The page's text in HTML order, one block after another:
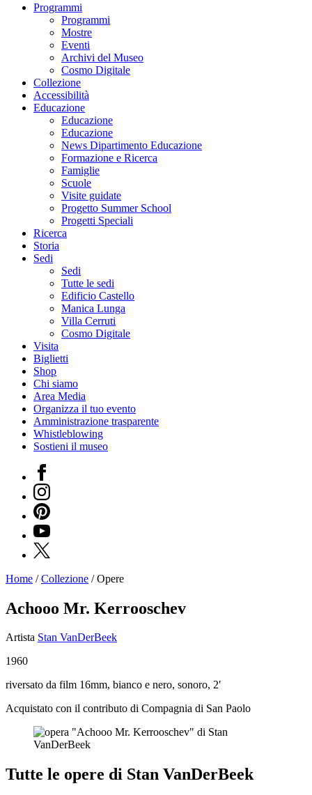
Programmi
Programmi
Mostre
Eventi
Archivi del Museo
Cosmo Digitale
Collezione
Accessibilità
Educazione
Educazione
Educazione
News Dipartimento Educazione
Formazione e Ricerca
Famiglie
Scuole
Visite guidate
Progetto Summer School
Progetti Speciali
Ricerca
Storia
Sedi
Sedi
Tutte le sedi
Edificio Castello
Manica Lunga
Villa Cerruti
Cosmo Digitale
Visita
Biglietti
Shop
Chi siamo
Area Media
Organizza il tuo evento
Amministrazione trasparente
Whistleblowing
Sostieni il museo
Facebook
Instagram
Pinterest
YouTube
X
Mostre
Eventi
del
Collezione
Accessibilità
Educazione
Educazione
News
Dipartimento
Formazione
Home /Collezione /Opere
Achooo Mr. Kerrooschev
Artista Stan VanDerBeek
1960
riversato da film 16mm, bianco e nero, sonoro, 2′
Acquistato con il contributo di Compagnia di San Paolo
Tutte le opere di Stan VanDerBeek